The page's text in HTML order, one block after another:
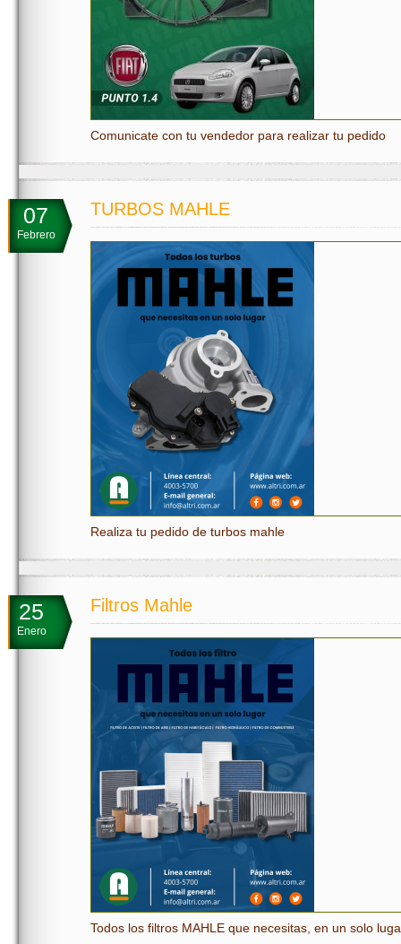
Comunicate con tu vendedor para realizar tu pedido
07
Febrero
TURBOS MAHLE
Realiza tu pedido de turbos mahle
25
Enero
Filtros Mahle
Todos los filtros MAHLE que necesitas, en un solo